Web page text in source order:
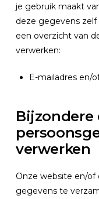
je gebruik maakt
deze gegevens zelf
een overzicht van
verwerken:
E-mailadres en/
Bijzondere
verwerken
Onze website en/
gegevens te